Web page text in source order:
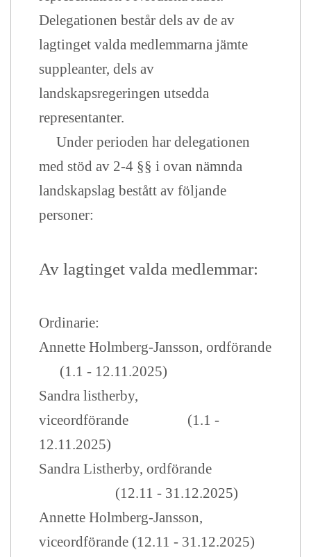
Delegationen består dels av de av
lagtinget valda medlemmarna jämte
suppleanter, dels av
landskapsregeringen utsedda
representanter.
Under perioden har delegationen
med stöd av 2-4 §§ i ovan nämnda
landskapslag bestått av följande
personer:
Av lagtinget valda medlemmar:
Ordinarie:
Annette Holmberg-Jansson, ordförande
(1.1 - 12.11.2025)
Sandra listherby,
viceordförande (1.1 -
12.11.2025)
Sandra Listherby, ordförande
(12.11 - 31.12.2025)
Annette Holmberg-Jansson,
viceordförande (12.11 - 31.12.2025)